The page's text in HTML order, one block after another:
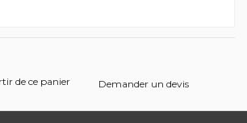
de ce panier Demander un devis